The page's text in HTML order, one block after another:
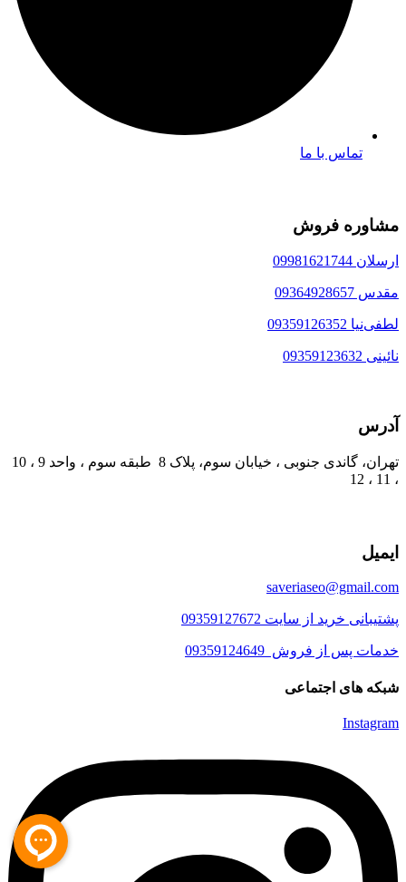
تماس با ما
مشاوره فروش
ارسلان 09981621744
مقدس 09364928657
لطفی‌نیا 09359126352
نائینی 09359123632
آدرس
تهران، گاندی جنوبی ، خیابان سوم، پلاک 8 طبقه سوم ، واحد 9 ، 10
، 11 ، 12
ایمیل
saveriaseo@gmail.com
پشتیبانی خرید از سایت 09359127672
خدمات پس از فروش 09359124649
شبکه های اجتماعی
Instagram